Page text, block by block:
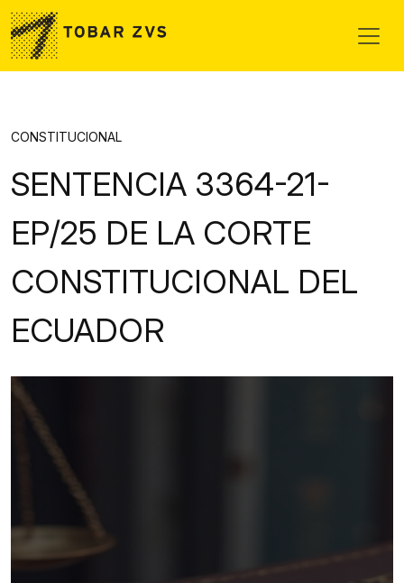
Skip to main content
CONSTITUCIONAL
SENTENCIA 3364-21-
EP/25 DE LA CORTE
CONSTITUCIONAL DEL
ECUADOR